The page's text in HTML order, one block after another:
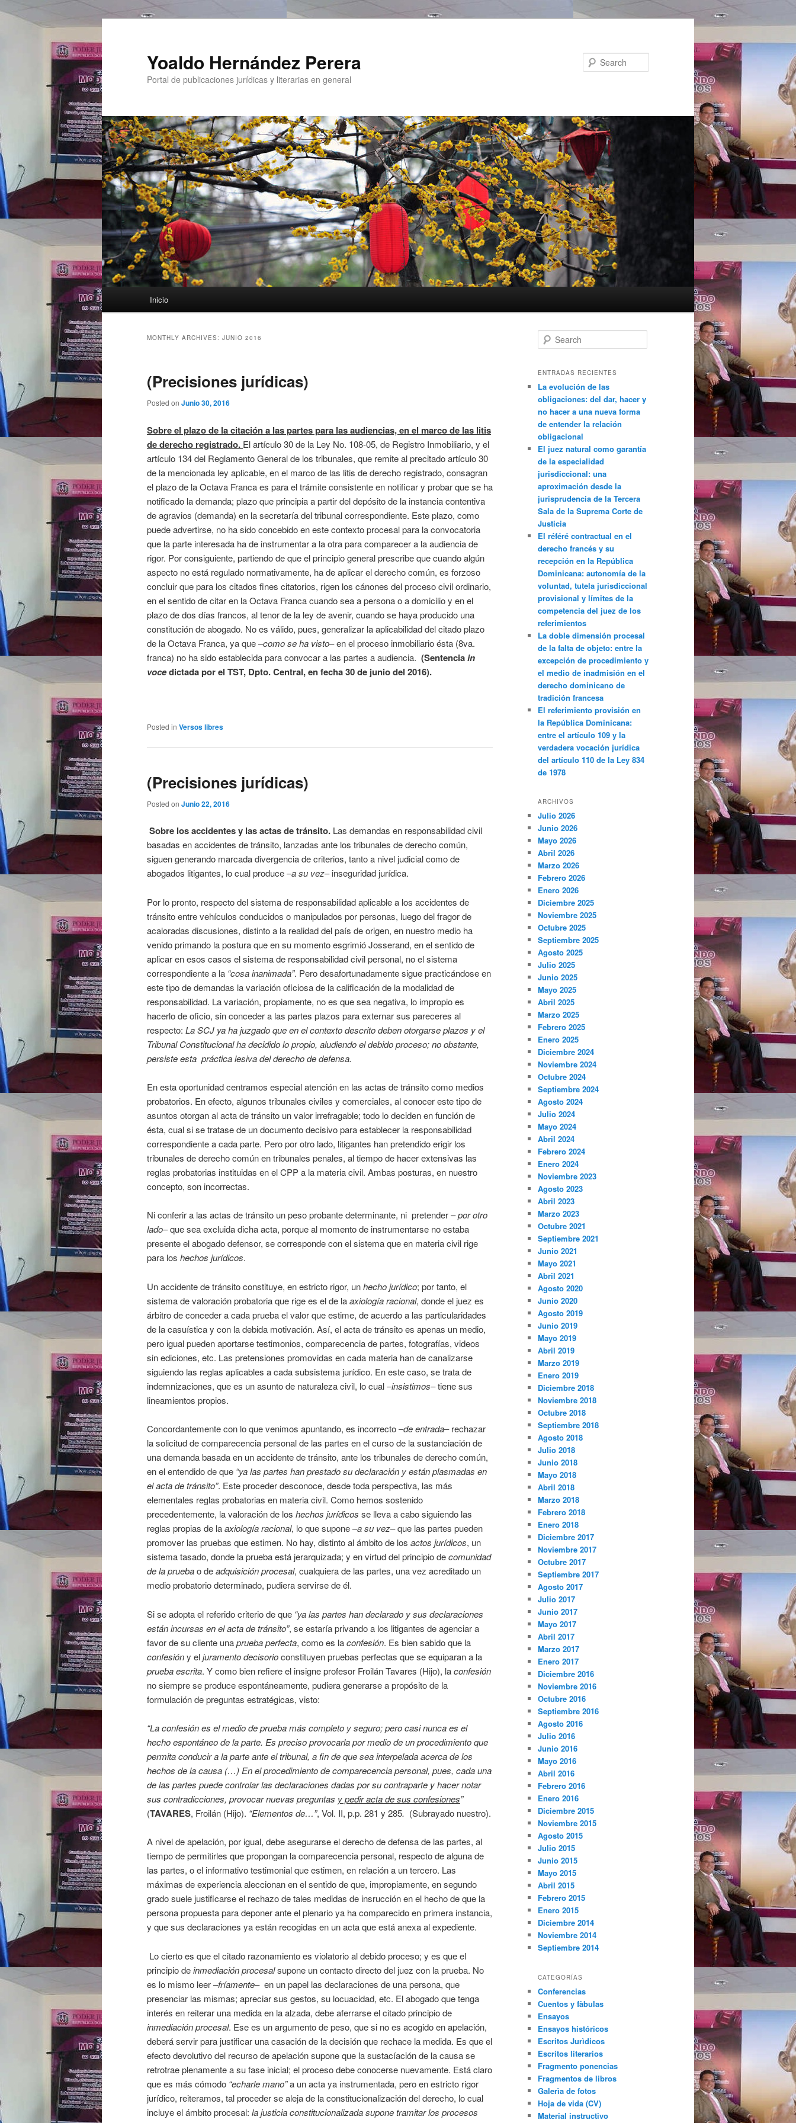
Yoaldo Hernández Perera
Portal de publicaciones jurídicas y literarias en general
Skip to primary content
Skip to secondary content
Inicio
MONTHLY ARCHIVES: JUNIO 2016
(Precisiones jurídicas)
Posted on Junio 30, 2016
Sobre el plazo de la citación a las partes para las audiencias, en el marco de las litis
de derecho registrado. El artículo 30 de la Ley No. 108-05, de Registro Inmobiliario, y el
artículo 134 del Reglamento General de los tribunales, que remite al precitado artículo 30
de la mencionada ley aplicable, en el marco de las litis de derecho registrado, consagran
el plazo de la Octava Franca es para el trámite consistente en notificar y probar que se ha
notificado la demanda; plazo que principia a partir del depósito de la instancia contentiva
de agravios (demanda) en la secretaría del tribunal correspondiente. Este plazo, como
puede advertirse, no ha sido concebido en este contexto procesal para la convocatoria
que la parte interesada ha de instrumentar a la otra para comparecer a la audiencia de
rigor. Por consiguiente, partiendo de que el principio general prescribe que cuando algún
aspecto no está regulado normativamente, ha de aplicar el derecho común, es forzoso
concluir que para los citados fines citatorios, rigen los cánones del proceso civil ordinario,
en el sentido de citar en la Octava Franca cuando sea a persona o a domicilio y en el
plazo de dos días francos, al tenor de la ley de avenir, cuando se haya producido una
constitución de abogado. No es válido, pues, generalizar la aplicabilidad del citado plazo
de la Octava Franca, ya que –como se ha visto– en el proceso inmobiliario ésta (8va.
franca) no ha sido establecida para convocar a las partes a audiencia. (Sentenciain
vocedictada por el TST, Dpto. Central, en fecha 30 de junio del 2016).
Posted in Versos libres
(Precisiones jurídicas)
Posted on Junio 22, 2016
Sobre los accidentes y las actas de tránsito. Las demandas en responsabilidad civil
basadas en accidentes de tránsito, lanzadas ante los tribunales de derecho común,
siguen generando marcada divergencia de criterios, tanto a nivel judicial como de
abogados litigantes, lo cual produce –a su vez– inseguridad jurídica.
Por lo pronto, respecto del sistema de responsabilidad aplicable a los accidentes de
tránsito entre vehículos conducidos o manipulados por personas, luego del fragor de
acaloradas discusiones, distinto a la realidad del país de origen, en nuestro medio ha
venido primando la postura que en su momento esgrimió Josserand, en el sentido de
aplicar en esos casos el sistema de responsabilidad civil personal, no el sistema
correspondiente a la “cosa inanimada”. Pero desafortunadamente sigue practicándose en
este tipo de demandas la variación oficiosa de la calificación de la modalidad de
responsabilidad. La variación, propiamente, no es que sea negativa, lo impropio es
hacerlo de oficio, sin conceder a las partes plazos para externar sus pareceres al
respecto: La SCJ ya ha juzgado que en el contexto descrito deben otorgarse plazos y el
Tribunal Constitucional ha decidido lo propio, aludiendo el debido proceso; no obstante,
persiste esta práctica lesiva del derecho de defensa.
En esta oportunidad centramos especial atención en las actas de tránsito como medios
probatorios. En efecto, algunos tribunales civiles y comerciales, al conocer este tipo de
asuntos otorgan al acta de tránsito un valor irrefragable; todo lo deciden en función de
ésta, cual si se tratase de un documento decisivo para establecer la responsabilidad
correspondiente a cada parte. Pero por otro lado, litigantes han pretendido erigir los
tribunales de derecho común en tribunales penales, al tiempo de hacer extensivas las
reglas probatorias instituidas en el CPP a la materia civil. Ambas posturas, en nuestro
concepto, son incorrectas.
Ni conferir a las actas de tránsito un peso probante determinante, ni pretender –por otro
lado– que sea excluida dicha acta, porque al momento de instrumentarse no estaba
presente el abogado defensor, se corresponde con el sistema que en materia civil rige
para los hechos jurídicos.
Un accidente de tránsito constituye, en estricto rigor, unhecho jurídico; por tanto, el
sistema de valoración probatoria que rige es el de laaxiología racional, donde el juez es
árbitro de conceder a cada prueba el valor que estime, de acuerdo a las particularidades
de la casuística y con la debida motivación. Así, el acta de tránsito es apenas un medio,
pero igual pueden aportarse testimonios, comparecencia de partes, fotografías, videos
sin ediciones, etc. Las pretensiones promovidas en cada materia han de canalizarse
siguiendo las reglas aplicables a cada subsistema jurídico. En este caso, se trata de
indemnizaciones, que es un asunto de naturaleza civil, lo cual –insistimos– tiene sus
lineamientos propios.
Concordantemente con lo que venimos apuntando, es incorrecto –de entrada– rechazar
la solicitud de comparecencia personal de las partes en el curso de la sustanciación de
una demanda basada en un accidente de tránsito, ante los tribunales de derecho común,
en el entendido de que “ya las partes han prestado su declaración y están plasmadas en
el acta de tránsito”. Este proceder desconoce, desde toda perspectiva, las más
elementales reglas probatorias en materia civil. Como hemos sostenido
precedentemente, la valoración de los hechos jurídicos se lleva a cabo siguiendo las
reglas propias de laaxiología racional, lo que supone –a su vez– que las partes pueden
promover las pruebas que estimen. No hay, distinto al ámbito de los actos jurídicos, un
sistema tasado, donde la prueba está jerarquizada; y en virtud del principio decomunidad
de la pruebao deadquisición procesal, cualquiera de las partes, una vez acreditado un
medio probatorio determinado, pudiera servirse de él.
Si se adopta el referido criterio de que “ya las partes han declarado y sus declaraciones
están incursas en el acta de tránsito”, se estaría privando a los litigantes de agenciar a
favor de su cliente unaprueba perfecta, como es laconfesión. Es bien sabido que la
confesióny eljuramento decisorioconstituyen pruebas perfectas que se equiparan a la
prueba escrita. Y como bien refiere el insigne profesor Froilán Tavares (Hijo), laconfesión
no siempre se produce espontáneamente, pudiera generarse a propósito de la
formulación de preguntas estratégicas, visto:
“La confesión es el medio de prueba más completo y seguro; pero casi nunca es el
hecho espontáneo de la parte. Es preciso provocarla por medio de un procedimiento que
permita conducir a la parte ante el tribunal, a fin de que sea interpelada acerca de los
hechos de la causa (…) En el procedimiento de comparecencia personal, pues, cada una
de las partes puede controlar las declaraciones dadas por su contraparte y hacer notar
sus contradicciones, provocar nuevas preguntas y pedir acta de sus confesiones”
(TAVARES, Froilán (Hijo). “Elementos de…”, Vol. II, p.p. 281 y 285. (Subrayado nuestro).
A nivel de apelación, por igual, debe asegurarse el derecho de defensa de las partes, al
tiempo de permitirles que propongan la comparecencia personal, respecto de alguna de
las partes, o el informativo testimonial que estimen, en relación a un tercero. Las
máximas de experiencia aleccionan en el sentido de que, impropiamente, en segundo
grado suele justificarse el rechazo de tales medidas de insrucción en el hecho de que la
persona propuesta para deponer ante el plenario ya ha comparecido en primera instancia,
y que sus declaraciones ya están recogidas en un acta que está anexa al expediente.
Lo cierto es que el citado razonamiento es violatorio al debido proceso; y es que el
principio deinmediación procesalsupone un contacto directo del juez con la prueba. No
es lo mismo leer –fríamente– en un papel las declaraciones de una persona, que
presenciar las mismas; apreciar sus gestos, su locuacidad, etc. El abogado que tenga
interés en reiterar una medida en la alzada, debe aferrarse el citado principio de
inmediación procesal. Ese es un argumento de peso, que si no es acogido en apelación,
deberá servir para justificar una casación de la decisión que rechace la medida. Es que el
efecto devolutivo del recurso de apelación supone que la sustacíación de la causa se
retrotrae plenamente a su fase inicial; el proceso debe conocerse nuevamente. Está claro
que es más cómodo “echarle mano”a un acta ya instrumentada, pero en estricto rigor
jurídico, reiteramos, tal proceder se aleja de la constitucionalización del derecho, lo cual
incluye el ámbito procesal: la justicia constitucionalizada supone tramitar los procesos
Search
ENTRADAS RECIENTES
La evolución de las
obligaciones: del dar, hacer y
no hacer a una nueva forma
de entender la relación
obligacional
El juez natural como garantía
de la especialidad
jurisdiccional: una
aproximación desde la
jurisprudencia de la Tercera
Sala de la Suprema Corte de
Justicia
El référé contractual en el
derecho francés y su
recepción en la República
Dominicana: autonomía de la
voluntad, tutela jurisdiccional
provisional y límites de la
competencia del juez de los
referimientos
La doble dimensión procesal
de la falta de objeto: entre la
excepción de procedimiento y
el medio de inadmisión en el
derecho dominicano de
tradición francesa
El referimiento provisión en
la República Dominicana:
entre el artículo 109 y la
verdadera vocación jurídica
del artículo 110 de la Ley 834
de 1978
ARCHIVOS
Julio 2026
Junio 2026
Mayo 2026
Abril 2026
Marzo 2026
Febrero 2026
Enero 2026
Diciembre 2025
Noviembre 2025
Octubre 2025
Septiembre 2025
Agosto 2025
Julio 2025
Junio 2025
Mayo 2025
Abril 2025
Marzo 2025
Febrero 2025
Enero 2025
Diciembre 2024
Noviembre 2024
Octubre 2024
Septiembre 2024
Agosto 2024
Julio 2024
Mayo 2024
Abril 2024
Febrero 2024
Enero 2024
Noviembre 2023
Agosto 2023
Abril 2023
Marzo 2023
Octubre 2021
Septiembre 2021
Junio 2021
Mayo 2021
Abril 2021
Agosto 2020
Junio 2020
Agosto 2019
Junio 2019
Mayo 2019
Abril 2019
Marzo 2019
Enero 2019
Diciembre 2018
Noviembre 2018
Octubre 2018
Septiembre 2018
Agosto 2018
Julio 2018
Junio 2018
Mayo 2018
Abril 2018
Marzo 2018
Febrero 2018
Enero 2018
Diciembre 2017
Noviembre 2017
Octubre 2017
Septiembre 2017
Agosto 2017
Julio 2017
Junio 2017
Mayo 2017
Abril 2017
Marzo 2017
Enero 2017
Diciembre 2016
Noviembre 2016
Octubre 2016
Septiembre 2016
Agosto 2016
Julio 2016
Junio 2016
Mayo 2016
Abril 2016
Febrero 2016
Enero 2016
Diciembre 2015
Noviembre 2015
Agosto 2015
Julio 2015
Junio 2015
Mayo 2015
Abril 2015
Febrero 2015
Enero 2015
Diciembre 2014
Noviembre 2014
Septiembre 2014
CATEGORÍAS
Conferencias
Cuentos y fàbulas
Ensayos
Ensayos históricos
Escritos Jurìdicos
Escritos literarios
Fragmento ponencias
Fragmentos de libros
Galerìa de fotos
Hoja de vida (CV)
Material instructivo